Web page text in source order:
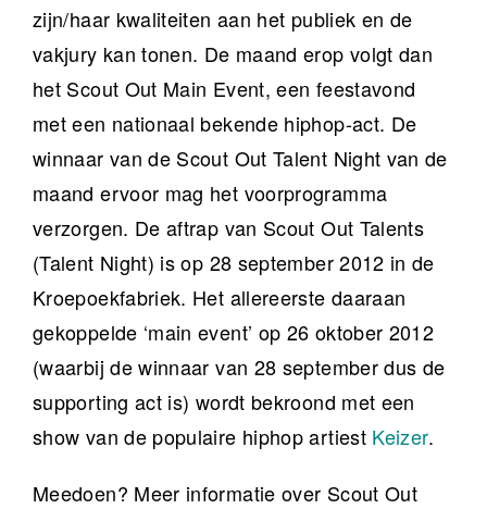
zijn/haar kwaliteiten aan het publiek en de
vakjury kan tonen. De maand erop volgt dan
het Scout Out Main Event, een feestavond
met een nationaal bekende hiphop-act. De
winnaar van de Scout Out Talent Night van de
maand ervoor mag het voorprogramma
verzorgen. De aftrap van Scout Out Talents
(Talent Night) is op 28 september 2012 in de
Kroepoekfabriek. Het allereerste daaraan
gekoppelde ‘main event’ op 26 oktober 2012
(waarbij de winnaar van 28 september dus de
supporting act is) wordt bekroond met een
show van de populaire hiphop artiest Keizer.
Meedoen? Meer informatie over Scout Out